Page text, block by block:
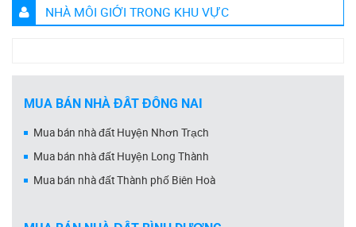
NHÀ MÔI GIỚI TRONG KHU VỰC
MUA BÁN NHÀ ĐẤT ĐỒNG NAI
Mua bán nhà đất Huyện Nhơn Trạch
Mua bán nhà đất Huyện Long Thành
Mua bán nhà đất Thành phố Biên Hoà